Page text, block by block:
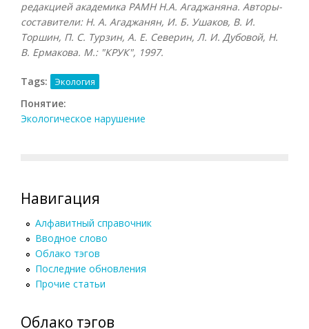
редакцией академика РАМН Н.А. Агаджаняна. Авторы-
составители: Н. А. Агаджанян, И. Б. Ушаков, В. И.
Торшин, П. С. Турзин, А. Е. Северин, Л. И. Дубовой, Н.
В. Ермакова. М.: "КРУК", 1997.
Tags: Экология
Понятие:
Экологическое нарушение
Навигация
Алфавитный справочник
Вводное слово
Облако тэгов
Последние обновления
Прочие статьи
Облако тэгов